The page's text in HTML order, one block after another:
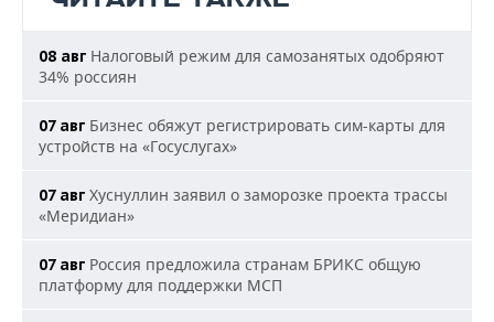
08 авг Налоговый режим для самозанятых одобряют
34% россиян
07 авг Бизнес обяжут регистрировать сим-карты для
устройств на «Госуслугах»
07 авг Хуснуллин заявил о заморозке проекта трассы
«Меридиан»
07 авг Россия предложила странам БРИКС общую
платформу для поддержки МСП